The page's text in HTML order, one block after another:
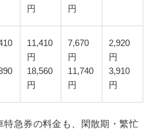
円
円
11,410
円
18,560
円
7,670
円
11,740
円
2,920
円
3,910
円
特急券の料金も、閑散期・繁忙